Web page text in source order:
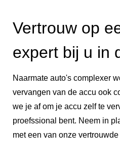
Vertrouw op
expert bij u in
Naarmate auto's complexer
vervangen van de accu ook
we je af om je accu zelf te
proefssional bent. Neem in
met een van onze